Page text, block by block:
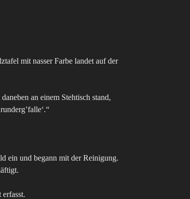
mit nasser Farbe landet auf der
an einem Stehtisch stand,
ein und begann mit der Reinigung.